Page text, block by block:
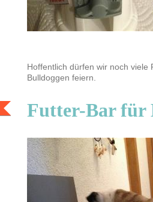
Hoffentlich dürfen wir noch viele
Bulldoggen feiern.
Futter-Bar für